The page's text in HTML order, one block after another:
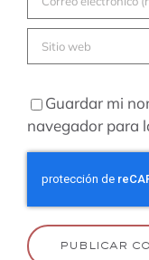
Guardar mi
navegador para